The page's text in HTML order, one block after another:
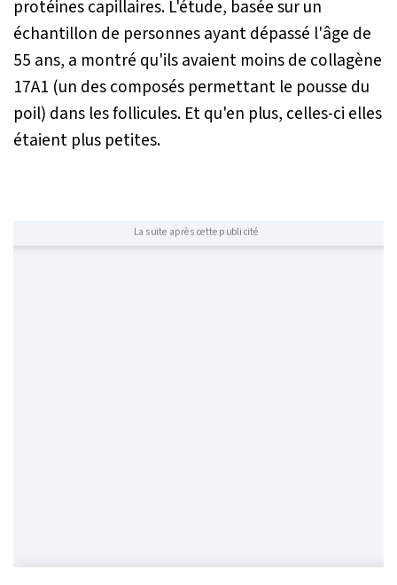
protéines capillaires. L'étude, basée sur un
échantillon de personnes ayant dépassé l'âge de
55 ans, a montré qu'ils avaient moins de collagène
17A1 (un des composés permettant le pousse du
poil) dans les follicules. Et qu'en plus, celles-ci elles
étaient plus petites.
La suite après cette publicité